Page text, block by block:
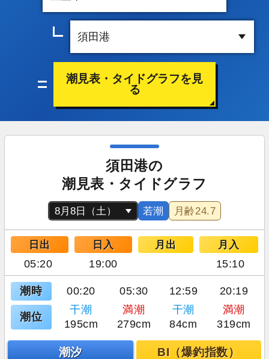
潮見表・タイドグラフを見
る
須田港の
潮見表・タイドグラフ
若潮 月齢24.7
日出 日入 月出 月入
05:20 19:00 15:10
潮時 00:20 05:30 12:59 20:19
潮位
干潮 満潮 干潮
満潮
195cm
279cm 84cm 319cm
潮汐 BI（爆釣指数）